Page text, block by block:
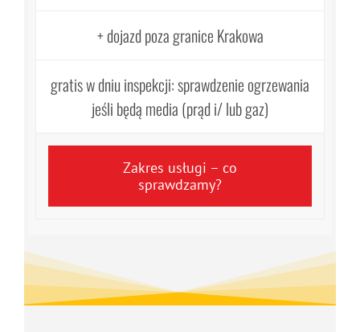
+ dojazd poza granice Krakowa
gratis w dniu inspekcji: sprawdzenie ogrzewania
jeśli będą media (prąd i/ lub gaz)
Zakres usługi – co
sprawdzamy?